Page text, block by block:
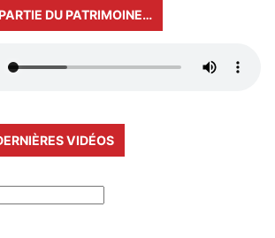
DU PATRIMOINE…
VIDÉOS